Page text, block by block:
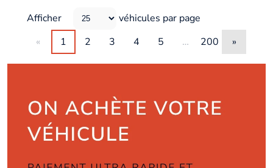
Afficher
véhicules par page
«
1 2 3 4 5 … 200 »